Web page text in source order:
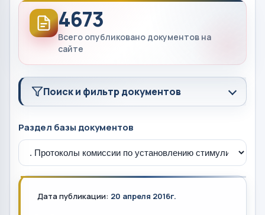
4673
Всего опубликовано документов на
сайте
Поиск и фильтр документов
Раздел базы документов
Дата публикации: 20 апреля 2016г.